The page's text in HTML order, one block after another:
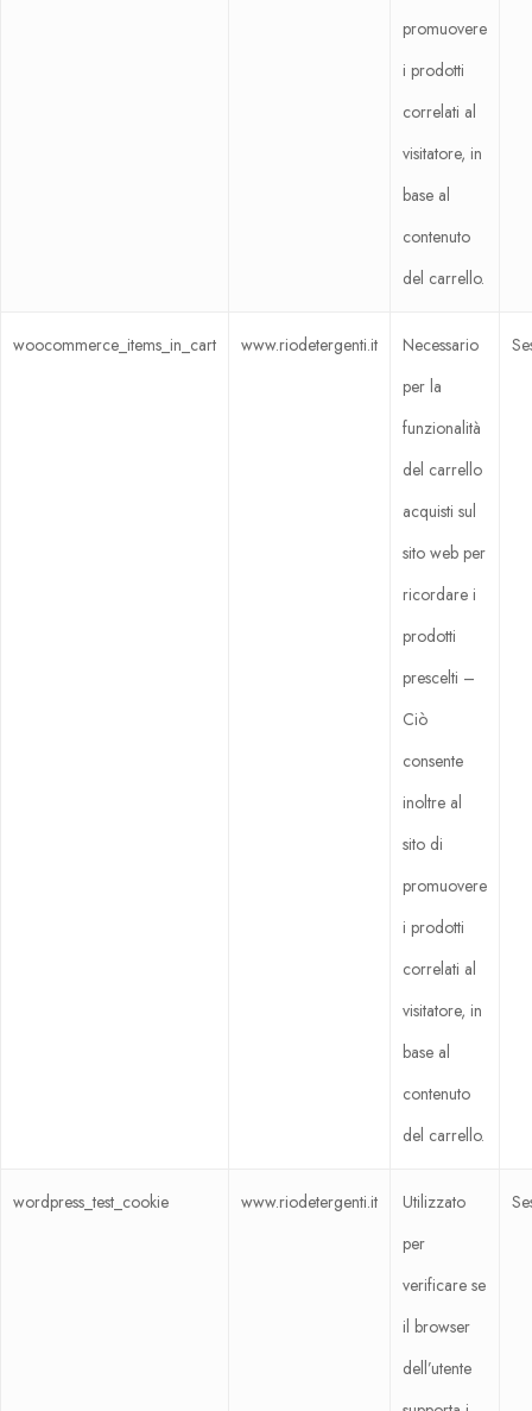
promuovere
i prodotti
correlati al
visitatore, in
base al
contenuto
del carrello.
woocommerce_items_in_cart www.riodetergenti.it
Necessario
per la
funzionalità
del carrello
acquisti sul
sito web per
ricordare i
prodotti
prescelti –
Ciò
consente
inoltre al
sito di
promuovere
i prodotti
correlati al
visitatore, in
base al
contenuto
del carrello.
wordpress_test_cookie www.riodetergenti.it
Utilizzato
per
verificare se
il browser
dell’utente
Home
Rio Azzurro WC
Rio Bum Bum